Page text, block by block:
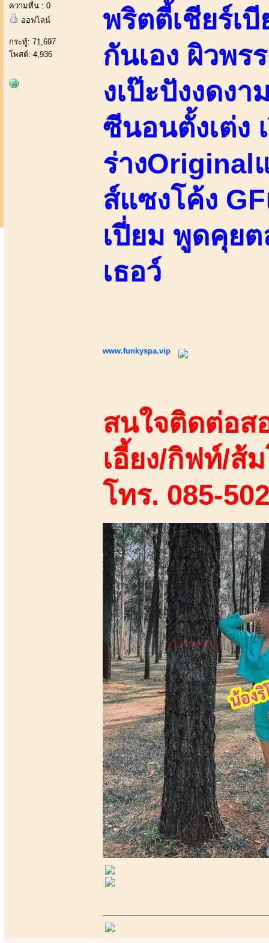
ความหื่น : 0
ออฟไลน์
กระทู้: 71,697
โพสต์: 4,936
พริตตี้เชียร์เ
กันเอง ผิวพ
งเป๊ะปังงดง
ซีนอนตั้งเต่ง
ร่างOriginal
ส์แซงโค้ง
เปี่ยม พูดคุย
เธอว์
www.funkyspa.vip
สนใจติดต่อส
เอี้ยง/กิฟท์/ส้
โทร. 085-